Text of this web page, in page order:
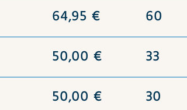
64,95 € 60
50,00 € 33
50,00 € 30